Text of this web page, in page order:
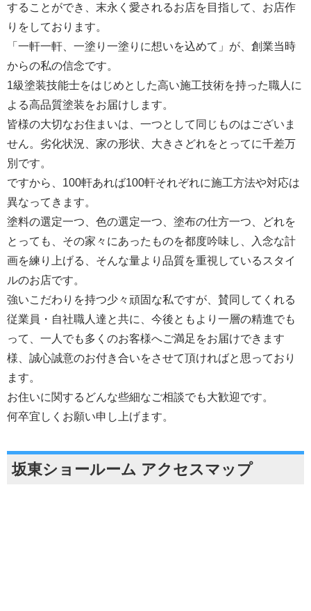
することができ、末永く愛されるお店を目指して、お店作
りをしております。
「一軒一軒、一塗り一塗りに想いを込めて」が、創業当時
からの私の信念です。
1級塗装技能士をはじめとした高い施工技術を持った職人に
よる高品質塗装をお届けします。
皆様の大切なお住まいは、一つとして同じものはございま
せん。劣化状況、家の形状、大きさどれをとってに千差万
別です。
ですから、100軒あれば100軒それぞれに施工方法や対応は
異なってきます。
塗料の選定一つ、色の選定一つ、塗布の仕方一つ、どれを
とっても、その家々にあったものを都度吟味し、入念な計
画を練り上げる、そんな量より品質を重視しているスタイ
ルのお店です。
強いこだわりを持つ少々頑固な私ですが、賛同してくれる
従業員・自社職人達と共に、今後ともより一層の精進でも
って、一人でも多くのお客様へご満足をお届けできます
様、誠心誠意のお付き合いをさせて頂ければと思っており
ます。
お住いに関するどんな些細なご相談でも大歓迎です。
何卒宜しくお願い申し上げます。
坂東ショールーム アクセスマップ